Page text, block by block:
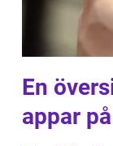
En
appar